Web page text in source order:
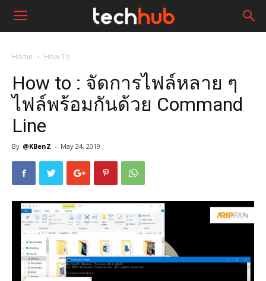
Home How To
How to : จัดการไฟล์หลาย ๆ
ไฟล์พร้อมกันด้วย Command
Line
By @KBenZ - May 24, 2019